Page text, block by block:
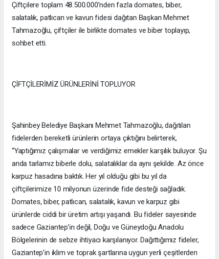
Çiftçilere toplam 48.500.000’nden fazla domates, biber,
salatalık, patlıcan ve kavun fidesi dağıtan Başkan Mehmet
Tahmazoğlu, çiftçiler ile birlikte domates ve biber toplayıp,
sohbet etti.
ÇİFTÇİLERİMİZ ÜRÜNLERİNİ TOPLUYOR
Şahinbey Belediye Başkanı Mehmet Tahmazoğlu, dağıtılan
fidelerden bereketli ürünlerin ortaya çıktığını belirterek,
“Yaptığımız çalışmalar ve verdiğimiz emekler karşılık buluyor. Şu
anda tarlamız biberle dolu, salatalıklar da aynı şekilde. Az önce
karpuz hasadına baktık. Her yıl olduğu gibi bu yıl da
çiftçilerimize 10 milyonun üzerinde fide desteği sağladık.
Domates, biber, patlıcan, salatalık, kavun ve karpuz gibi
ürünlerde ciddi bir üretim artışı yaşandı. Bu fideler sayesinde
sadece Gaziantep’in değil, Doğu ve Güneydoğu Anadolu
Bölgelerinin de sebze ihtiyacı karşılanıyor. Dağıttığımız fideler,
Gaziantep’in iklim ve toprak şartlarına uygun yerli çeşitlerden